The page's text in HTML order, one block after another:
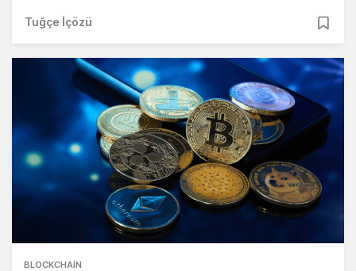
Tuğçe İçözü
BLOCKCHAIN